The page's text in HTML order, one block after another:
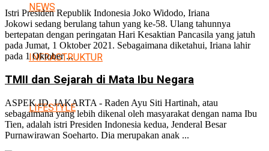
NEWS
INFRASTRUKTUR
LIFESTYLE
Istri Presiden Republik Indonesia Joko Widodo, Iriana
Jokowi sedang berulang tahun yang ke-58. Ulang tahunnya
bertepatan dengan peringatan Hari Kesaktian Pancasila yang jatuh
pada Jumat, 1 Oktober 2021. Sebagaimana diketahui, Iriana lahir
pada 1 Oktober ...
TMII dan Sejarah di Mata Ibu Negara
ASPEK.ID, JAKARTA - Raden Ayu Siti Hartinah, atau
sebagaimana yang lebih dikenal oleh masyarakat dengan nama Ibu
Tien, adalah istri Presiden Indonesia kedua, Jenderal Besar
Purnawirawan Soeharto. Dia merupakan anak ...